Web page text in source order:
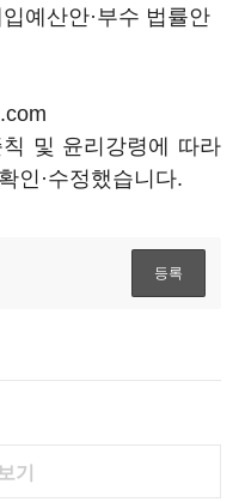
예산안·부수 법률안
및 윤리강령에 따라
인·수정했습니다.
기